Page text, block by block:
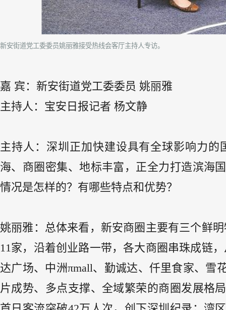
新安街道党工委委员姚丽雅接受热线会客厅主持人专访。
嘉 宾：新安街道党工委委员 姚丽雅
主持人：宝安日报记者 杨文静
主持人：深圳正加快建设具有全球影响力
海、商圈密集、地标丰富，正全力打造滨海
情况是怎样的？有哪些特点和优势？
姚丽雅：总体来看，新安商圈主要有三个鲜
11家，沿着创业路一带，各大商圈串珠成链
达广场、中洲πmall、勤诚达、仟里食家、雪
片成势、多点支撑、全域繁荣的商圈发展格